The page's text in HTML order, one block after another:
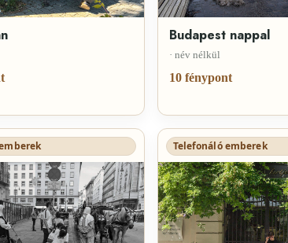
Budapest nappal
· név nélkül
10 fénypont
Telefonáló emberek